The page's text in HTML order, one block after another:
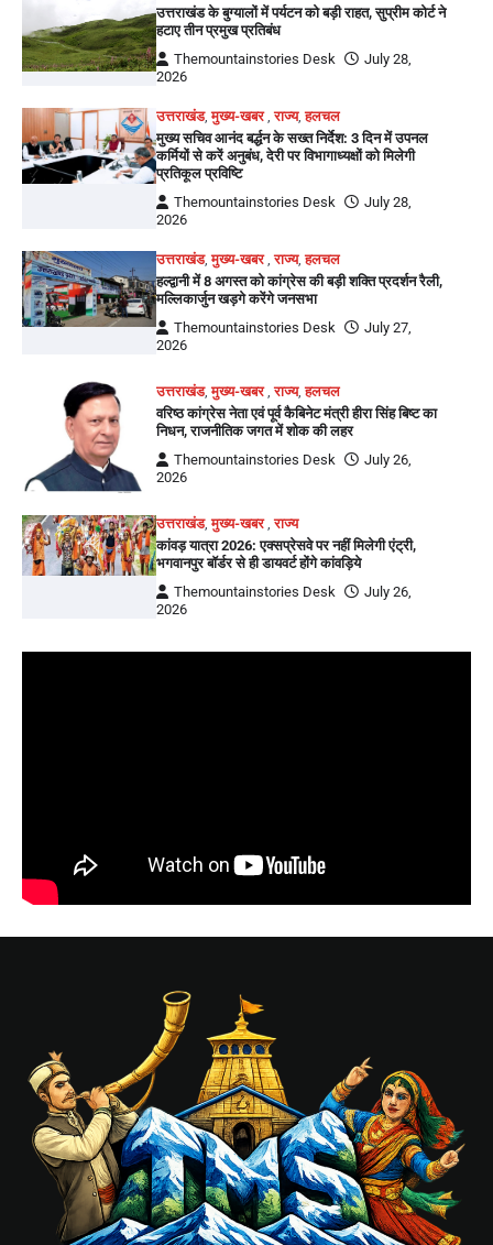
उत्तराखंड के बुग्यालों में पर्यटन को बड़ी राहत, सुप्रीम कोर्ट ने
हटाए तीन प्रमुख प्रतिबंध
Themountainstories Desk
July 28,
2026
उत्तराखंड,मुख्य-खबर ,राज्य,हलचल
मुख्य सचिव आनंद बर्द्धन के सख्त निर्देश: 3 दिन में उपनल
कर्मियों से करें अनुबंध, देरी पर विभागाध्यक्षों को मिलेगी
प्रतिकूल प्रविष्टि
Themountainstories Desk
July 28,
2026
उत्तराखंड,मुख्य-खबर ,राज्य,हलचल
हल्द्वानी में 8 अगस्त को कांग्रेस की बड़ी शक्ति प्रदर्शन रैली,
मल्लिकार्जुन खड़गे करेंगे जनसभा
Themountainstories Desk
July 27,
2026
उत्तराखंड,मुख्य-खबर ,राज्य,हलचल
वरिष्ठ कांग्रेस नेता एवं पूर्व कैबिनेट मंत्री हीरा सिंह बिष्ट का
निधन, राजनीतिक जगत में शोक की लहर
Themountainstories Desk
July 26,
2026
उत्तराखंड,मुख्य-खबर ,राज्य
कांवड़ यात्रा 2026: एक्सप्रेसवे पर नहीं मिलेगी एंट्री,
भगवानपुर बॉर्डर से ही डायवर्ट होंगे कांवड़िये
Themountainstories Desk
July 26,
2026